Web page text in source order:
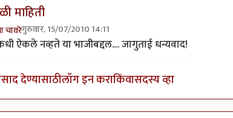
माहिती
चावरेगुरुवार, 15/07/2010 14:11
ऐकले नव्हते या भाजीबद्दल.... जागुताई धन्यवाद!
देण्यासाठीलॉग इन कराकिंवासदस्य व्हा